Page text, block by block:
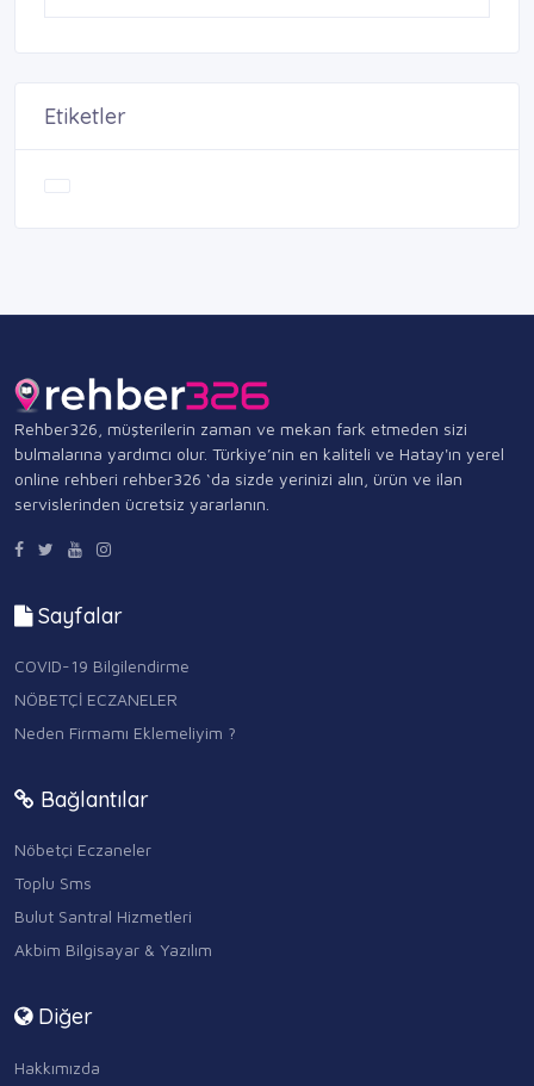
Etiketler
Rehber326, müşterilerin zaman ve mekan fark etmeden sizi
bulmalarına yardımcı olur. Türkiye’nin en kaliteli ve Hatay'ın yerel
online rehberi rehber326 ‘da sizde yerinizi alın, ürün ve ilan
servislerinden ücretsiz yararlanın.
Sayfalar
COVID-19 Bilgilendirme
NÖBETÇİ ECZANELER
Neden Firmamı Eklemeliyim ?
Bağlantılar
Nöbetçi Eczaneler
Toplu Sms
Bulut Santral Hizmetleri
Akbim Bilgisayar & Yazılım
Diğer
Hakkımızda